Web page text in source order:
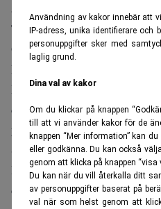
Användning av kakor innebär att
IP-adress, unika identifierare och
personuppgifter sker med
laglig grund.
Dina val av kakor
Om du klickar på knappen
till att vi använder kakor för de
knappen “Mer information” kan
eller godkänna. Du kan också
genom att klicka på knappen “visa
Du kan när du vill återkalla ditt
av personuppgifter baserat på
val när som helst genom att
augusti, som var en svag
Tyskland, säger Rolf Karp,
Öhman fondkommission.
Det första halvåret blev det
H & M-ledningen räknade i
delårsrapporten
ytterligare 95 butiker med
Spanien, Tyskland,
Bolagets börskurs var i maj
därefter har kursen fallit